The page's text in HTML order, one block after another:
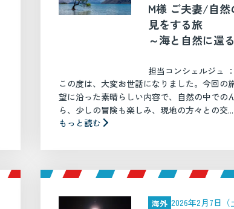
M様 ご夫妻/自
見をする旅 「
～海と自然に還
担当コンシェルジュ
この度は、大変お世話になりました。今回の
望に沿った素晴らしい内容で、自然の中での
ら、少しの冒険も楽しみ、現地の方々との交...
もっと読む
海外 2026年2月7日